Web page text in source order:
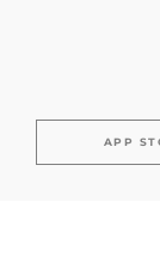
APP